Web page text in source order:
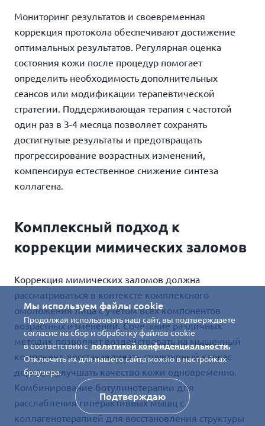
Мониторинг результатов и своевременная
коррекция протокола обеспечивают достижение
оптимальных результатов. Регулярная оценка
состояния кожи после процедур помогает
определить необходимость дополнительных
сеансов или модификации терапевтической
стратегии. Поддерживающая терапия с частотой
один раз в 3-4 месяца позволяет сохранять
достигнутые результаты и предотвращать
прогрессирование возрастных изменений,
компенсируя естественное снижение синтеза
коллагена.
Комплексный подход к
коррекции мимических заломов
Коррекция мимических заломов должна
рассматриваться в контексте комплексного
омоложения лица с учетом всех компонентов
возрастных изменений. Сочетание различных
методик позволяет воздействовать на мышечный
компонент, восстанавливать структурный каркас
дермы и улучшать качество кожи одновременно.
Комбинирование ботулинотерапии для
расслабления гиперактивных мышц с
коллагенотерапией для восстановления структуры
Мы используем файлы cookie
Продолжая использовать наш сайт, вы подтверждаете
согласие на сбор и обработку файлов cookie
в соответствии сполитикой конфиденциальности.
Отключить их для нашего сайта можно в настройках
браузера.
Подтверждаю